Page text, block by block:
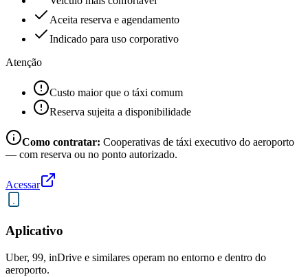
Aceita reserva e agendamento
Indicado para uso corporativo
Atenção
Custo maior que o táxi comum
Reserva sujeita a disponibilidade
Como contratar: Cooperativas de táxi executivo do aeroporto
— com reserva ou no ponto autorizado.
Acessar
Aplicativo
Uber, 99, inDrive e similares operam no entorno e dentro do
aeroporto.